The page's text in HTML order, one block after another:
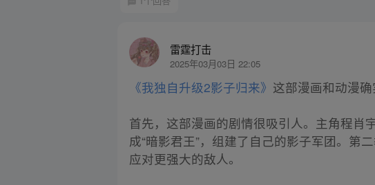
雷霆打击
2025年03月03日 22:05
《我独自升级2影子归来》 这部漫画和动漫
首先，这部漫画的剧情很吸引人。主角程肖
成“暗影君王”，组建了自己的影子军团。第
应对更强大的敌人。